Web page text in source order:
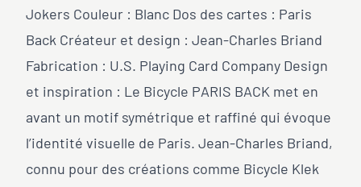
Jokers Couleur : Blanc Dos des cartes : Paris
Back Créateur et design : Jean-Charles Briand
Fabrication : U.S. Playing Card Company Design
et inspiration : Le Bicycle PARIS BACK met en
avant un motif symétrique et raffiné qui évoque
l’identité visuelle de Paris. Jean-Charles Briand,
connu pour des créations comme Bicycle Klek